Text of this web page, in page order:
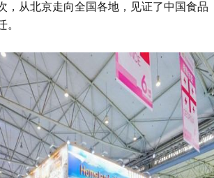
，从北京走向全国各地，见证了中国食品
。